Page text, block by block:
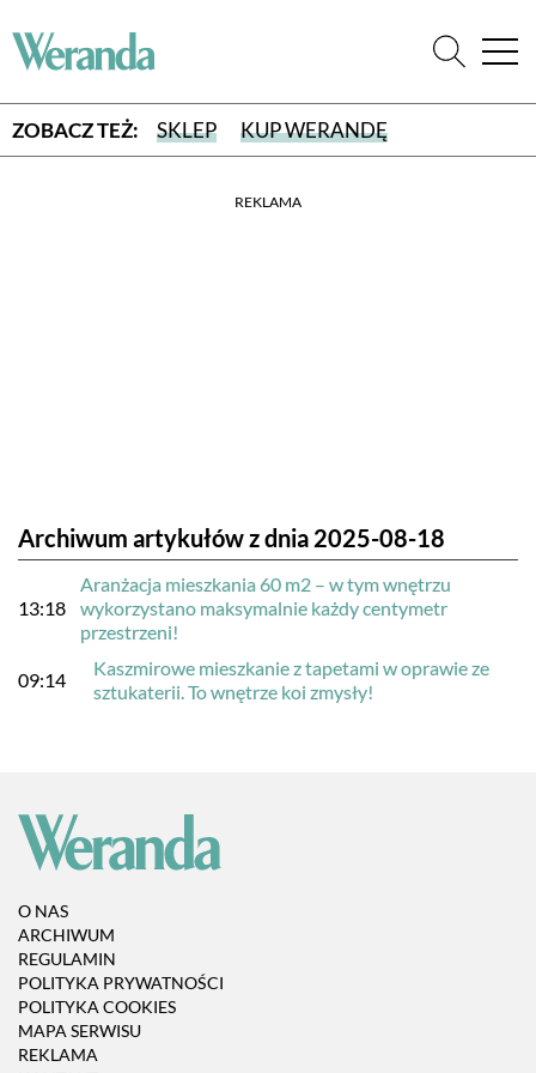
ZOBACZ TEŻ: SKLEP KUP WERANDĘ
REKLAMA
Archiwum artykułów z dnia 2025-08-18
13:18
Aranżacja mieszkania 60 m2 – w tym wnętrzu
wykorzystano maksymalnie każdy centymetr
przestrzeni!
09:14
Kaszmirowe mieszkanie z tapetami w oprawie ze
sztukaterii. To wnętrze koi zmysły!
O NAS
ARCHIWUM
REGULAMIN
POLITYKA PRYWATNOŚCI
POLITYKA COOKIES
MAPA SERWISU
REKLAMA